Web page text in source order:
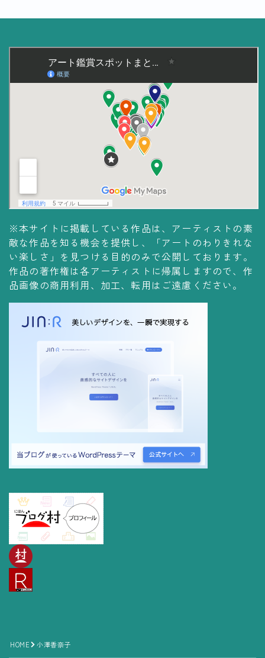
アイテム・サービス
Yoshiteru Collection
飾り方
保管方法
※本サイトに掲載している作品は、アーティストの素
敵な作品を知る機会を提供し、「アートのわりきれな
い楽しさ」を見つける目的のみで公開しております。
作品の著作権は各アーティストに帰属しますので、作
品画像の商用利用、加工、転用はご遠慮ください。
HOME 小澤香奈子